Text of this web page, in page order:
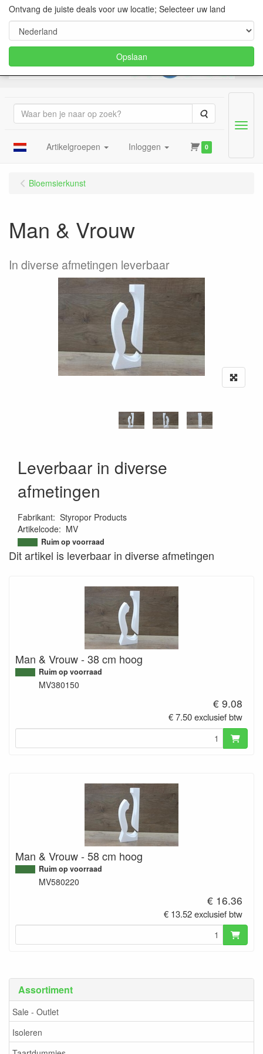
Zoeken
Artikelgroepen Inloggen 0
Menu
Assortiment
Sale - Outlet
Isoleren
Bloemsierkunst
Man & Vrouw
In diverse afmetingen leverbaar
Leverbaar in diverse
afmetingen
Fabrikant: Styropor Products
Artikelcode: MV
9502356422983
Ruim op voorraad
Dit artikel is leverbaar in diverse afmetingen
Man & Vrouw - 38 cm hoog
Ruim op voorraad
MV380150
€ 9.08
€ 7.50 exclusief btw
Man & Vrouw - 58 cm hoog
Ruim op voorraad
MV580220
€ 16.36
€ 13.52 exclusief btw
Ontvang de juiste deals voor uw locatie; Selecteer uw land
Opslaan